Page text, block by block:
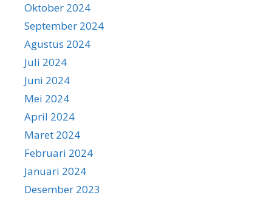
Oktober 2024
September 2024
Agustus 2024
Juli 2024
Juni 2024
Mei 2024
April 2024
Maret 2024
Februari 2024
Januari 2024
Desember 2023